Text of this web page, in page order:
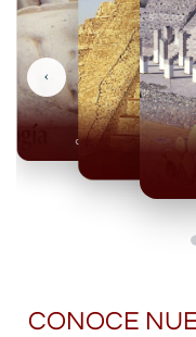
Olmecas
‹
CONOCE